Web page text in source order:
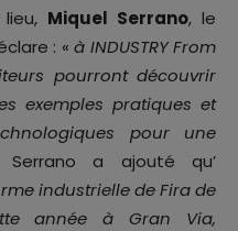
Miquel Serrano, le
: « à INDUSTRY From
pourront découvrir
exemples pratiques et
pour une
a ajouté qu’
industrielle de Fira de
année à Gran Via,